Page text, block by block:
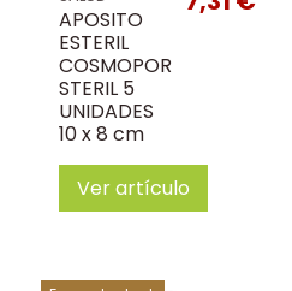
APOSITO
ESTERIL
COSMOPOR
STERIL 5
UNIDADES
10 x 8 cm
Ver artículo